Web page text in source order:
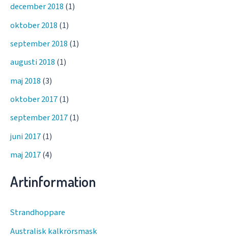
december 2018 (1)
oktober 2018 (1)
september 2018 (1)
augusti 2018 (1)
maj 2018 (3)
oktober 2017(1)
september 2017(1)
juni 2017(1)
maj 2017(4)
Artinformation
Strandhoppare
Australisk kalkrörsmask